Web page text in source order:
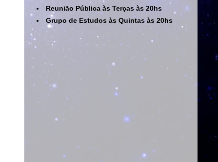
Reunião Pública às Terças às 20hs
Grupo de Estudos às Quintas às 20hs